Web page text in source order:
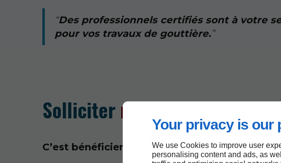
Your privacy is our
We use Cookies to improve user
personalising content and ads, as
Des professionnels certifiés sont à votre
pour vos travaux de gouttière.
Solliciter nos services
C’est bénéficier de multiples avantages